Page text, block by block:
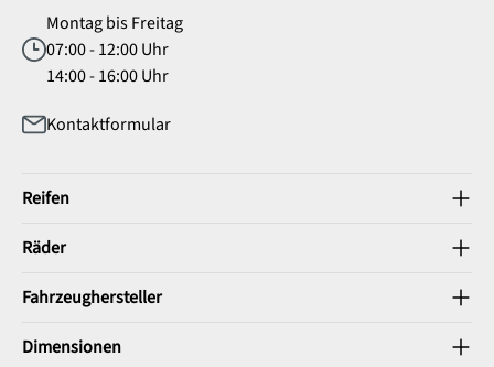
Montag bis Freitag
07:00 - 12:00 Uhr
14:00 - 16:00 Uhr
Kontaktformular
Reifen
Räder
Fahrzeughersteller
Dimensionen